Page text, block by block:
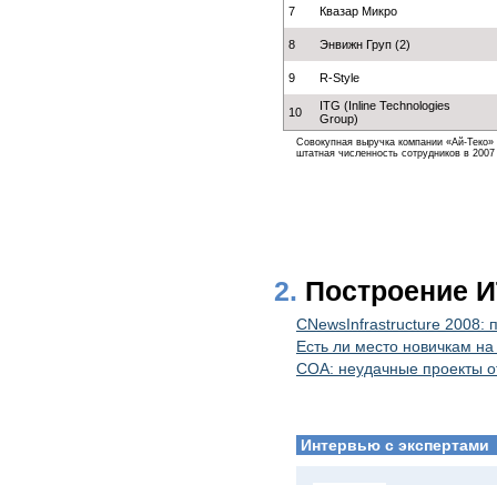
7 Квазар Микро
8 Энвижн Груп (2)
9 R-Style
10
ITG (Inline Technologies
Group)
Совокупная выручка компании «Ай-
штатная численность сотрудников в
2. Построение
CNewsInfrastructure 2008:
Есть ли место новичкам
СОА: неудачные проекты
Интервью с экспертами